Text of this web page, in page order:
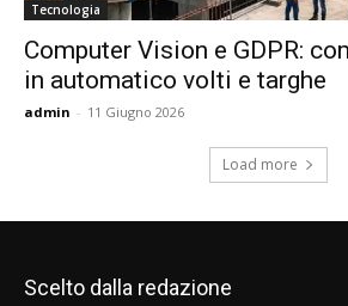
Tecnologia
Computer Vision e GDPR:
in automatico volti e targhe
admin - 11 Giugno 2026
Load more
Scelto dalla redazione